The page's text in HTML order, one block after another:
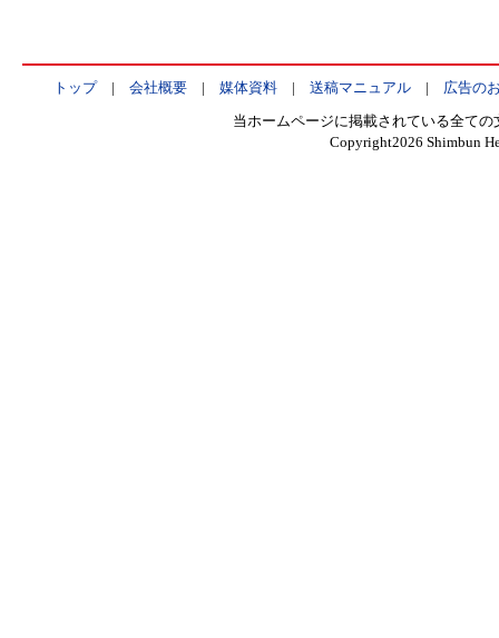
トップ| 会社概要| 媒体資料| 送稿マニュアル| 広告の
当ホームページに掲載されている全て
Copyright2026 Shimbun